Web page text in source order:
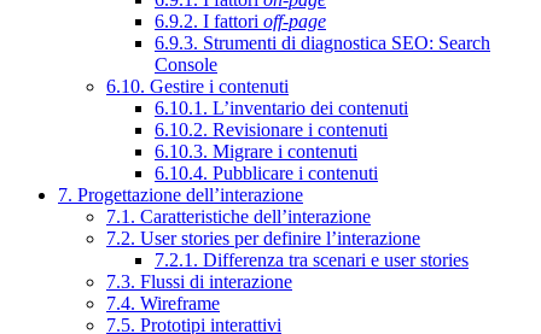
6.9.2. I fattori off-page
6.9.3. Strumenti di diagnostica SEO: Search
Console
6.10. Gestire i contenuti
6.10.1. L’inventario dei contenuti
6.10.2. Revisionare i contenuti
6.10.3. Migrare i contenuti
6.10.4. Pubblicare i contenuti
7. Progettazione dell’interazione
7.1. Caratteristiche dell’interazione
7.2. User stories per definire l’interazione
7.2.1. Differenza tra scenari e user stories
7.3. Flussi di interazione
7.4. Wireframe
7.5. Prototipi interattivi